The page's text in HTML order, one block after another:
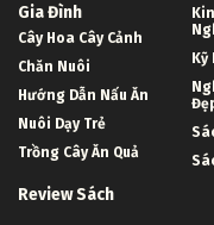
Gia Đình
Cây Hoa Cây Cảnh
Chăn Nuôi
Hướng Dẫn Nấu Ăn
Nuôi Dạy Trẻ
Trồng Cây Ăn Quả
Review Sách
Kỹ